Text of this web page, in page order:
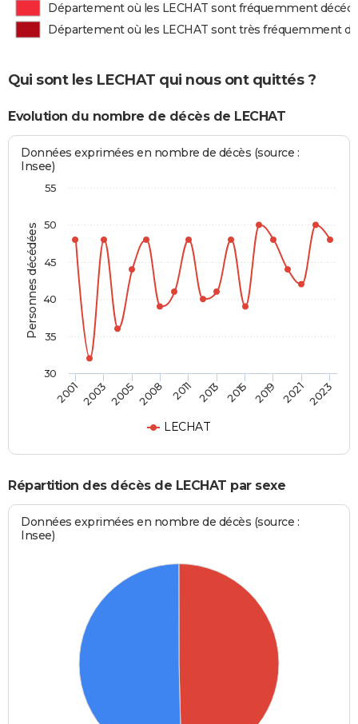
Département où les LECHAT sont fréquemment
Département où les LECHAT sont très fréquemment
Qui sont les LECHAT qui nous ont quittés ?
Evolution du nombre de décès de LECHAT
Personnes décédées
Données exprimées en nombre de décès (source :
Insee)
LECHAT
2001200320052008 2011 2013 2015 2019 20212023
30
35
40
45
50
55
Répartition des décès de LECHAT par sexe
Données exprimées en nombre de décès (source :
Insee)